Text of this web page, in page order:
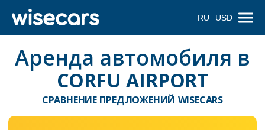
RU USD
Аренда автомобиля в
CORFU AIRPORT
СРАВНЕНИЕ ПРЕДЛОЖЕНИЙ WISECARS